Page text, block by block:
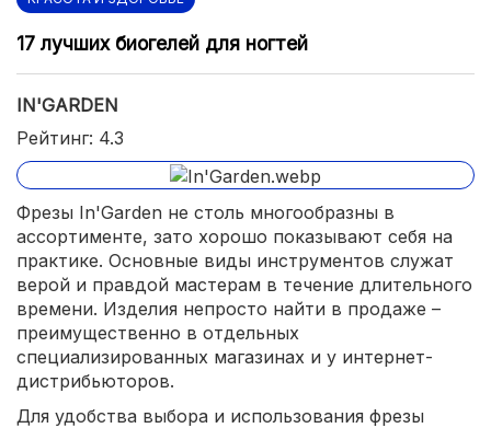
17 лучших биогелей для ногтей
IN'GARDEN
Рейтинг: 4.3
Фрезы In'Garden не столь многообразны в
ассортименте, зато хорошо показывают себя на
практике. Основные виды инструментов служат
верой и правдой мастерам в течение длительного
времени. Изделия непросто найти в продаже –
преимущественно в отдельных
специализированных магазинах и у интернет-
дистрибьюторов.
Для удобства выбора и использования фрезы